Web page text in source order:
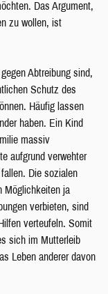
Das Argument,
zu wollen, ist
Abtreibung sind,
Schutz des
Häufig lassen
haben. Ein Kind
massiv
aufgrund verwehter
Die sozialen
Möglichkeiten ja
verbieten, sind
verteufeln. Somit
sich im Mutterleib
Leben anderer davon